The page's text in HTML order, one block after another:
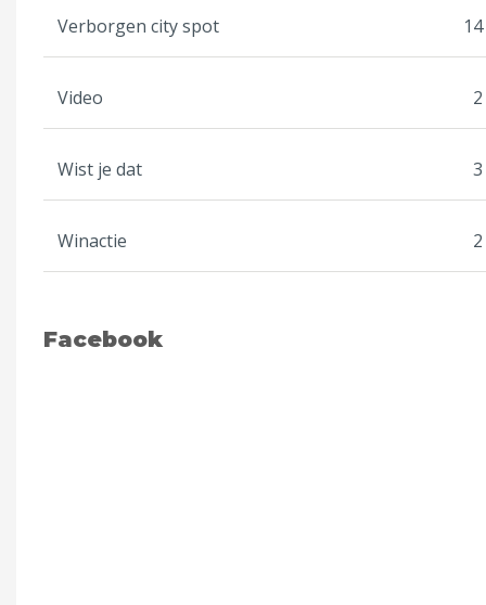
Verborgen city spot 14
Video 2
Wist je dat 3
Winactie 2
Facebook